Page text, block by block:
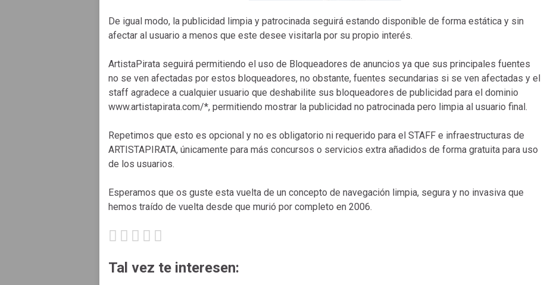
De igual modo, la publicidad limpia y patrocinada seguirá estando disponible de forma estática y sin
afectar al usuario a menos que este desee visitarla por su propio interés.
ArtistaPirata seguirá permitiendo el uso de Bloqueadores de anuncios ya que sus principales fuentes
no se ven afectadas por estos bloqueadores, no obstante, fuentes secundarias si se ven afectadas y el
staff agradece a cualquier usuario que deshabilite sus bloqueadores de publicidad para el dominio
www.artistapirata.com/*, permitiendo mostrar la publicidad no patrocinada pero limpia al usuario final.
Repetimos que esto es opcional y no es obligatorio ni requerido para el STAFF e infraestructuras de
ARTISTAPIRATA, únicamente para más concursos o servicios extra añadidos de forma gratuita para uso
de los usuarios.
Esperamos que os guste esta vuelta de un concepto de navegación limpia, segura y no invasiva que
hemos traído de vuelta desde que murió por completo en 2006.
Tal vez te interesen: